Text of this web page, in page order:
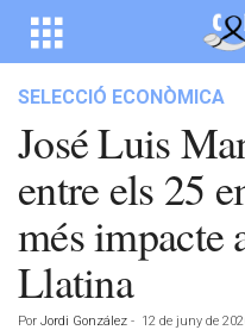
SELECCIÓ ECONÒMICA
José Luis
entre els 25
més impacte
Llatina
Por Jordi González - 12 de juny de